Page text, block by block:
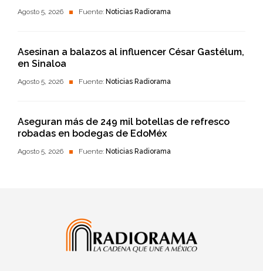
Agosto 5, 2026 Fuente: Noticias Radiorama
Asesinan a balazos al influencer César Gastélum,
en Sinaloa
Agosto 5, 2026 Fuente: Noticias Radiorama
Aseguran más de 249 mil botellas de refresco
robadas en bodegas de EdoMéx
Agosto 5, 2026 Fuente: Noticias Radiorama